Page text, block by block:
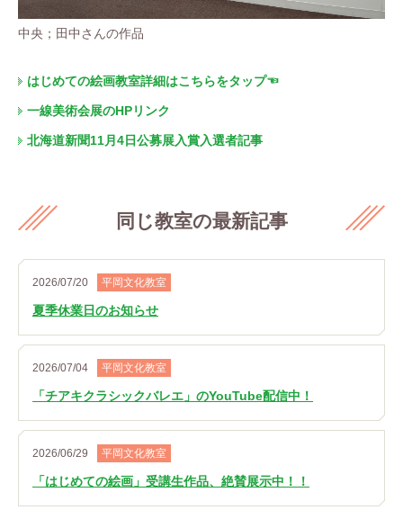
中央；田中さんの作品
はじめての絵画教室詳細はこちらをタップ☜
一線美術会展のHPリンク
北海道新聞11月4日公募展入賞入選者記事
同じ教室の最新記事
2026/07/20 平岡文化教室
夏季休業日のお知らせ
2026/07/04 平岡文化教室
「チアキクラシックバレエ」のYouTube配信中！
2026/06/29 平岡文化教室
「はじめての絵画」受講生作品、絶賛展示中！！